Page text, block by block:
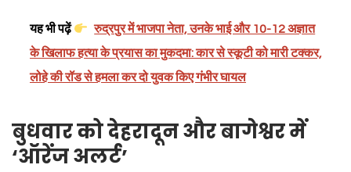
यह भी पढ़ें
रुद्रपुर में भाजपा नेता, उनके भाई और 10-12 अज्ञात
के खिलाफ हत्या के प्रयास का मुकदमा: कार से स्कूटी को मारी टक्कर,
लोहे की रॉड से हमला कर दो युवक किए गंभीर घायल
बुधवार को देहरादून और बागेश्वर में
‘ऑरेंज अलर्ट’